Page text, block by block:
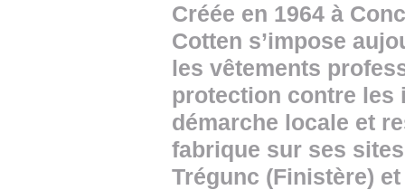
Créée en 1964 à
Cotten s’impose
les vêtements
protection contre les
démarche locale et
fabrique sur ses
Trégunc (Finistère)